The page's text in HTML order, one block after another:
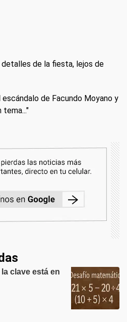
detalles de la fiesta, lejos de
de Facundo Moyano y
tema..."
clave está en